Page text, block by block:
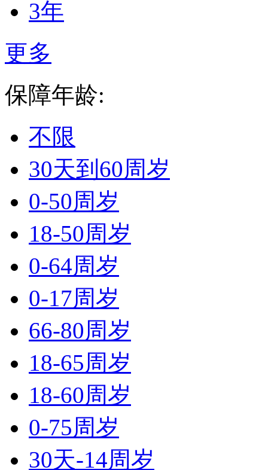
3年
更多
保障年龄:
不限
30天到60周岁
0-50周岁
18-50周岁
0-64周岁
0-17周岁
66-80周岁
18-65周岁
18-60周岁
0-75周岁
30天-14周岁